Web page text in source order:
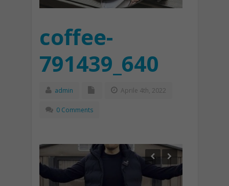
coffee-
791439_640
admin Aprile 4th, 2022
0 Comments